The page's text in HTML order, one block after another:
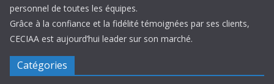
personnel de toutes les équipes.
Grâce à la confiance et la fidélité témoignées par ses clients,
CECIAA est aujourd’hui leader sur son marché.
Catégories